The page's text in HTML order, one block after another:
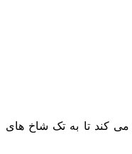
کند تا به تک شاخ های